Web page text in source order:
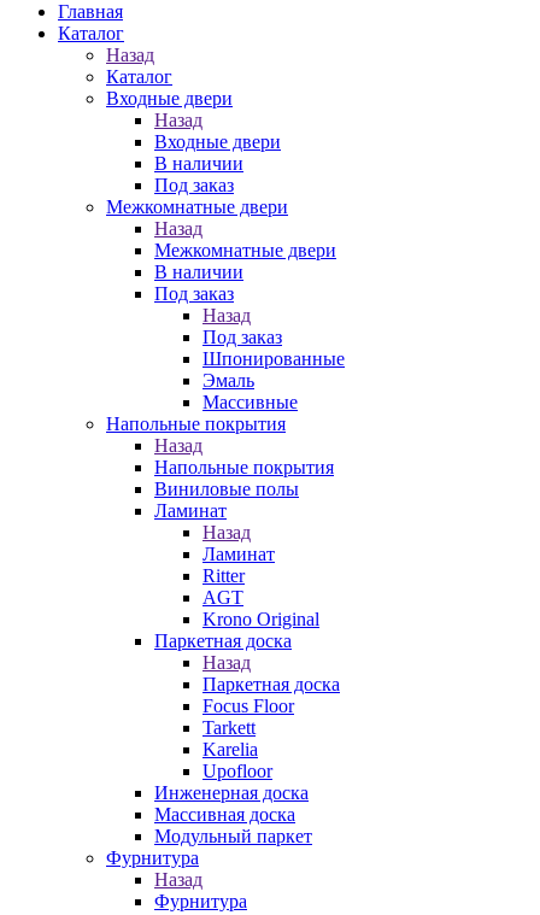
Главная
Каталог
Назад
Каталог
Входные двери
Назад
Входные двери
В наличии
Под заказ
Межкомнатные двери
Назад
Межкомнатные двери
В наличии
Под заказ
Назад
Под заказ
Шпонированные
Эмаль
Массивные
Напольные покрытия
Назад
Напольные покрытия
Виниловые полы
Ламинат
Назад
Ламинат
Ritter
AGT
Krono Original
Паркетная доска
Назад
Паркетная доска
Focus Floor
Tarkett
Karelia
Upofloor
Инженерная доска
Массивная доска
Модульный паркет
Фурнитура
Назад
Фурнитура